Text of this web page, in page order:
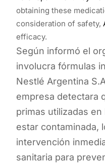
obtaining these
consideration of safety,
efficacy.
Según informó el
involucra fórmulas
Nestlé Argentina
empresa detectara
primas utilizadas
estar contaminada,
intervención
sanitaria para